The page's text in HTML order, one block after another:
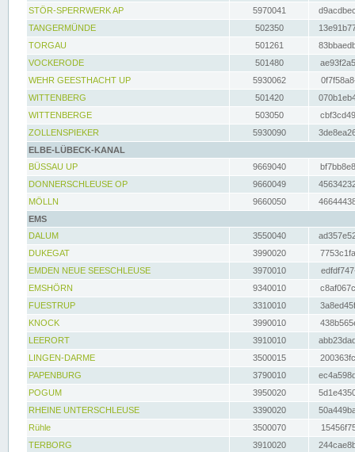
STÖR-SPERRWERK AP 5970041
TANGERMÜNDE
502350
TORGAU
501261
VOCKERODE
501480
WEHR GEESTHACHT UP
5930062
WITTENBERG
501420
WITTENBERGE
503050
ZOLLENSPIEKER
5930090
ELBE-LÜBECK-KANAL
BÜSSAU UP
9669040
DONNERSCHLEUSE OP
9660049
MÖLLN
9660050
EMS
DALUM
3550040
DUKEGAT
3990020
EMDEN NEUE SEESCHLEUSE
3970010
EMSHÖRN
9340010
FUESTRUP
3310010
KNOCK
3990010
LEERORT
3910010
LINGEN-DARME
3500015
PAPENBURG
3790010
POGUM
3950020
RHEINE UNTERSCHLEUSE
3390020
Rühle
3500070
TERBORG
3910020